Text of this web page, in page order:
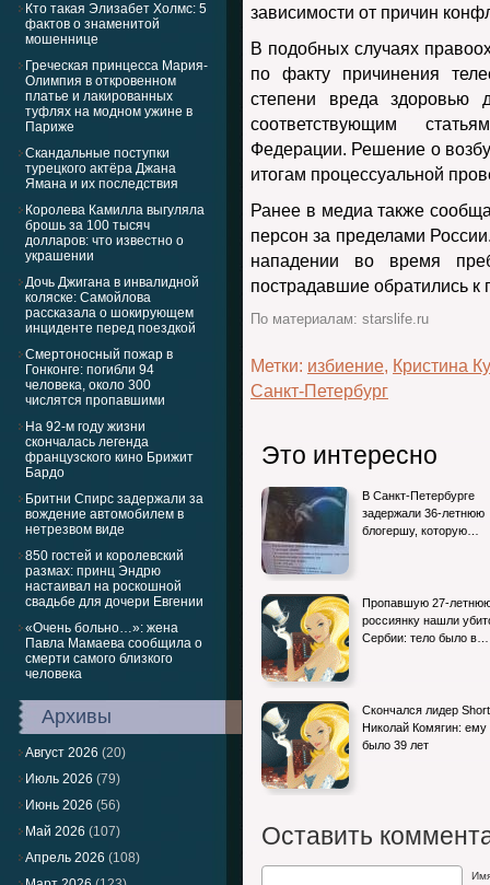
Кто такая Элизабет Холмс: 5
фактов о знаменитой
мошеннице
Греческая принцесса Мария-
Олимпия в откровенном
платье и лакированных
туфлях на модном ужине в
Париже
Скандальные поступки
турецкого актёра Джана
Ямана и их последствия
Королева Камилла выгуляла
брошь за 100 тысяч
долларов: что известно о
украшении
Дочь Джигана в инвалидной
коляске: Самойлова
рассказала о шокирующем
инциденте перед поездкой
Смертоносный пожар в
Гонконге: погибли 94
человека, около 300
числятся пропавшими
На 92-м году жизни
скончалась легенда
французского кино Брижит
Бардо
Бритни Спирс задержали за
вождение автомобилем в
нетрезвом виде
850 гостей и королевский
размах: принц Эндрю
настаивал на роскошной
свадьбе для дочери Евгении
«Очень больно…»: жена
Павла Мамаева сообщила о
смерти самого близкого
человека
Архивы
Август 2026 (20)
Июль 2026 (79)
Июнь 2026 (56)
Май 2026 (107)
Апрель 2026 (108)
зависимости от причин
В подобных случаях
по факту причинения
степени вреда здоровью
соответствующим
Федерации. Решение о
итогам процессуальной
Ранее в медиа также
персон за пределами
нападении во время
пострадавшие обратились
По материалам: starslife.ru
Метки: избиение, Кристина
Санкт-Петербург
Это интересно
В Санкт-Петербурге
задержали 36-летнюю
блогершу, которую…
Пропавшую 27-
россиянку нашли
Сербии: тело было в…
Скончался лидер
Николай Комягин: ему
было 39 лет
Оставить